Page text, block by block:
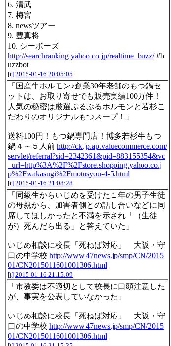
6. 清武
7. 梅宮
8. newsツアー
9. 豊真将
10. シーボーズ
http://searchranking.yahoo.co.jp/realtime_buzz/#b
uzzbot
[t] 2015-01-16 20:05:05
「国産牛ホルモン♪創業30年老舗のもつ鍋セ
ットは、お取り寄せでも販売実績100万件！
人気の秘密は厳選ぷるぷるホルモンと若杉こ
だわりのオリジナルもつスープ！」
送料100円！もつ鍋専門店！博多若杉牛もつ
鍋４～５人前 http://ck.jp.ap.valuecommerce.com/
servlet/referral?sid=2342361&pid=883155354&vc
_url=http%3A%2F%2Fstore.shopping.yahoo.co.j
p%2Fwakasugi%2Fmotusyou-4-5.html
[t] 2015-01-16 21:08:28
「同級生からいじめを受けた１年の男子生徒
の母親から、加害者側との話し合いなどに同
席してほしかったと不満を示され「（生徒
が）死んだら出る」と答えていた」
いじめ相談に校長「死ねば対応」 大阪・守
口の中学校 http://www.47news.jp/smp/CN/2015
01/CN2015011601001306.html
[t] 2015-01-16 21:15:09
「市教委は不適切として校長に口頭注意した
が、事実を公表していなかった」
いじめ相談に校長「死ねば対応」 大阪・守
口の中学校 http://www.47news.jp/smp/CN/2015
01/CN2015011601001306.html